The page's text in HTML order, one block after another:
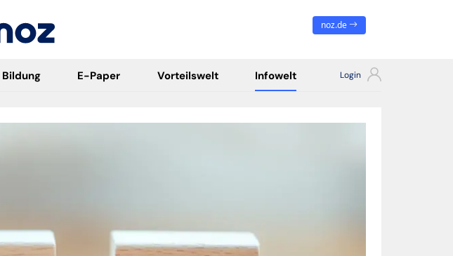
noz.de
Bildung E-Paper Vorteilswelt Infowelt